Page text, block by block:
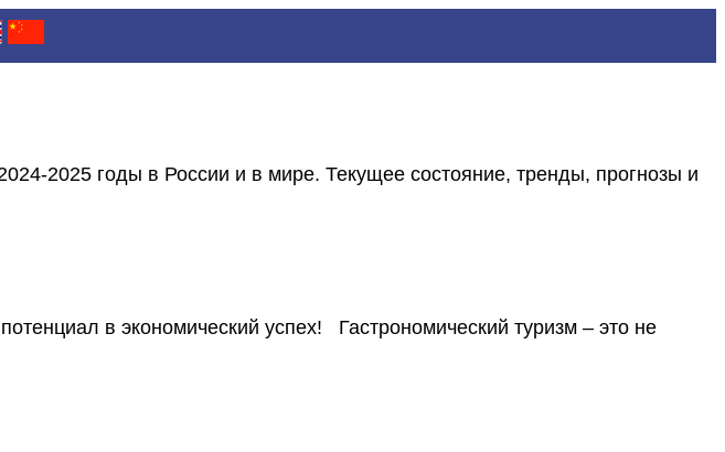
2025 годы в России и в мире. Текущее состояние, тренды, прогнозы и
в экономический успех! Гастрономический туризм – это не